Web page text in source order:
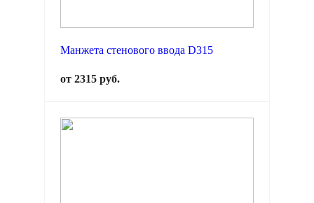
Манжета стенового ввода D315
от 2315 руб.